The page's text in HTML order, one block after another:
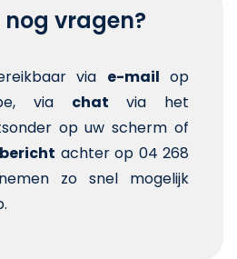
nog vragen?
via e-mail op
via chat via het
op uw scherm of
achter op 04 268
zo snel mogelijk